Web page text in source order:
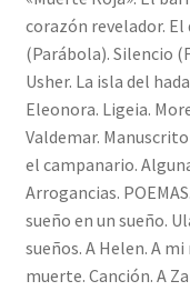
corazón revelador.
(Parábola). Silencio
Usher. La isla del
Eleonora. Ligeia.
Valdemar.
el campanario.
Arrogancias.
sueño en un sueño.
sueños. A Helen. A
muerte. Canción. A